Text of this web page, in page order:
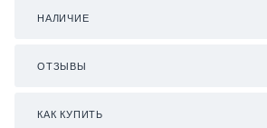
НАЛИЧИЕ
ОТЗЫВЫ
КАК КУПИТЬ